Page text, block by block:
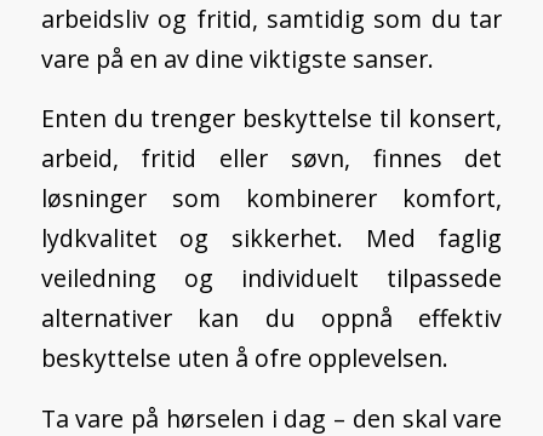
arbeidsliv og fritid, samtidig som du tar
vare på en av dine viktigste sanser.
Enten du trenger beskyttelse til konsert,
arbeid, fritid eller søvn, finnes det
løsninger som kombinerer komfort,
lydkvalitet og sikkerhet. Med faglig
veiledning og individuelt tilpassede
alternativer kan du oppnå effektiv
beskyttelse uten å ofre opplevelsen.
Ta vare på hørselen i dag – den skal vare